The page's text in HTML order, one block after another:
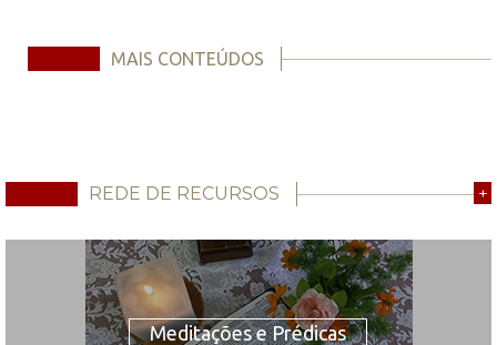
MAIS CONTEÚDOS
REDE DE RECURSOS +
Meditações e Prédicas